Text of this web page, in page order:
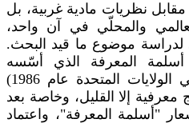
نظريات مادية غربية، بل
والمحلّي في آن واحد،
لدراسة موضوع ما قيد البحث.
أسلمة المعرفة الذي أسّسه
إسماعيل الفاروقي (قُتل في الولايات المتحدة عام 1986)
معرفية إلا القليل، وخاصة بعد
"أسلمة المعرفة"، واعتماد